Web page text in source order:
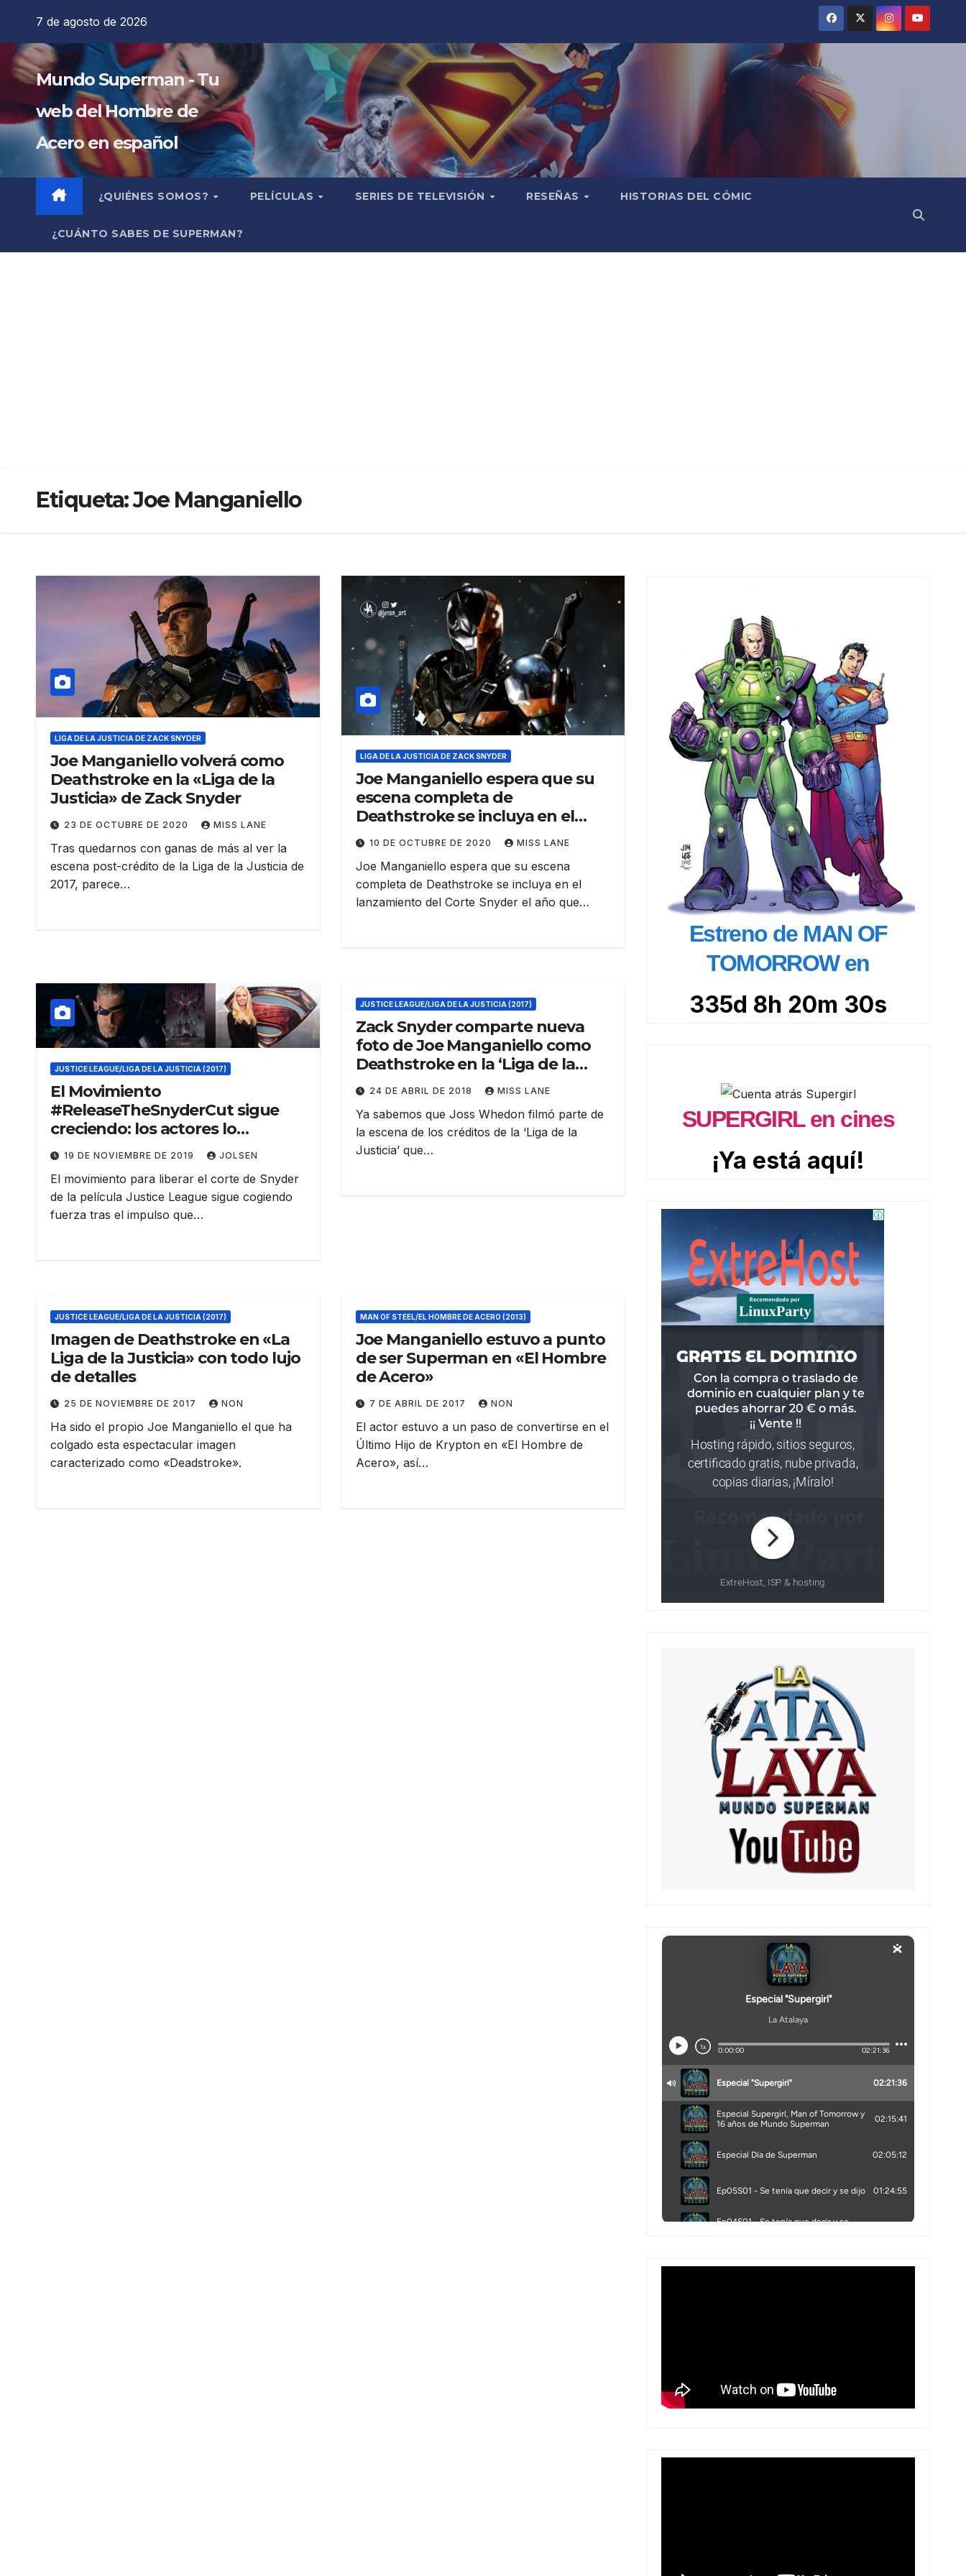
contenido
7 de agosto de 2026
Mundo Superman - Tu
web del Hombre de
Acero en español
¿QUIÉNES SOMOS? PELÍCULAS SERIES DE TELEVISIÓN RESEÑAS HISTORIAS DEL CÓMIC
¿CUÁNTO SABES DE SUPERMAN?
Etiqueta:Joe Manganiello
LIGA DE LA JUSTICIA DE ZACK SNYDER
Joe Manganiello volverá como
Deathstroke en la «Liga de la
Justicia» de Zack Snyder
23 DE OCTUBRE DE 2020 MISS LANE
Tras quedarnos con ganas de más al ver la
escena post-crédito de la Liga de la Justicia de
2017, parece…
LIGA DE LA JUSTICIA DE ZACK SNYDER
Joe Manganiello espera que su
escena completa de
Deathstroke se incluya en el
Corte Snyder
10 DE OCTUBRE DE 2020 MISS LANE
Joe Manganiello espera que su escena
completa de Deathstroke se incluya en el
lanzamiento del Corte Snyder el año que…
JUSTICE LEAGUE/LIGA DE LA JUSTICIA (2017)
El Movimiento
#ReleaseTheSnyderCut sigue
creciendo: los actores lo
solicitan, aparece un poster y
habla WB
19 DE NOVIEMBRE DE 2019 JOLSEN
El movimiento para liberar el corte de Snyder
de la película Justice League sigue cogiendo
fuerza tras el impulso que…
JUSTICE LEAGUE/LIGA DE LA JUSTICIA (2017)
Zack Snyder comparte nueva
foto de Joe Manganiello como
Deathstroke en la ‘Liga de la
Justicia’
24 DE ABRIL DE 2018 MISS LANE
Ya sabemos que Joss Whedon filmó parte de
la escena de los créditos de la ‘Liga de la
Justicia’ que…
JUSTICE LEAGUE/LIGA DE LA JUSTICIA (2017)
Imagen de Deathstroke en «La
Liga de la Justicia» con todo lujo
de detalles
25 DE NOVIEMBRE DE 2017 NON
Ha sido el propio Joe Manganiello el que ha
colgado esta espectacular imagen
caracterizado como «Deadstroke».
MAN OF STEEL/EL HOMBRE DE ACERO (2013)
Joe Manganiello estuvo a punto
de ser Superman en «El Hombre
de Acero»
7 DE ABRIL DE 2017 NON
El actor estuvo a un paso de convertirse en el
Último Hijo de Krypton en «El Hombre de
Acero», así…
Estreno de MAN OF
TOMORROW en
335d 8h 20m 29s
SUPERGIRL en cines
¡Ya está aquí!